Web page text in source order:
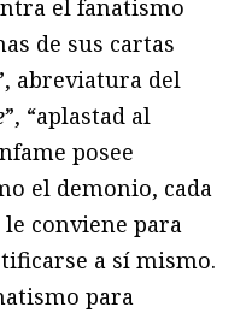
el fanatismo
de sus cartas
abreviatura del
”, “aplastad al
posee
el demonio, cada
conviene para
a sí mismo.
para